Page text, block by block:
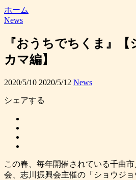
ホーム
News
『おうちでちくま』
カマ編】
2020/5/10 2020/5/12 News
シェアする
この春、毎年開催されている千曲
会、志川振興会主催の「ショウジ